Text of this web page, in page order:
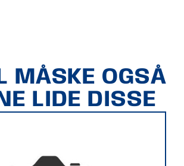
MÅSKE OGSÅ
LIDE DISSE